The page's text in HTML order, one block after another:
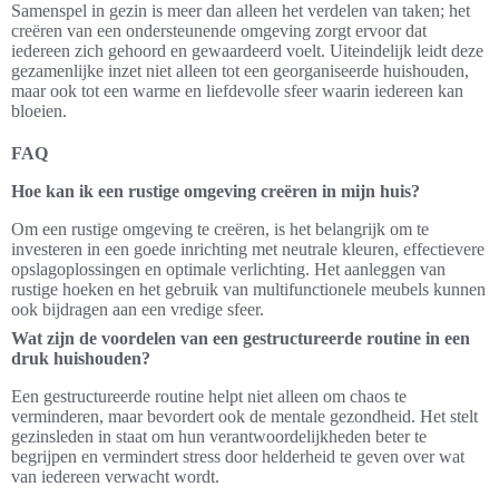
Samenspel in gezin is meer dan alleen het verdelen van taken; het
creëren van een ondersteunende omgeving zorgt ervoor dat
iedereen zich gehoord en gewaardeerd voelt. Uiteindelijk leidt deze
gezamenlijke inzet niet alleen tot een georganiseerde huishouden,
maar ook tot een warme en liefdevolle sfeer waarin iedereen kan
bloeien.
FAQ
Hoe kan ik een rustige omgeving creëren in mijn huis?
Om een rustige omgeving te creëren, is het belangrijk om te
investeren in een goede inrichting met neutrale kleuren, effectievere
opslagoplossingen en optimale verlichting. Het aanleggen van
rustige hoeken en het gebruik van multifunctionele meubels kunnen
ook bijdragen aan een vredige sfeer.
Wat zijn de voordelen van een gestructureerde routine in een
druk huishouden?
Een gestructureerde routine helpt niet alleen om chaos te
verminderen, maar bevordert ook de mentale gezondheid. Het stelt
gezinsleden in staat om hun verantwoordelijkheden beter te
begrijpen en vermindert stress door helderheid te geven over wat
van iedereen verwacht wordt.